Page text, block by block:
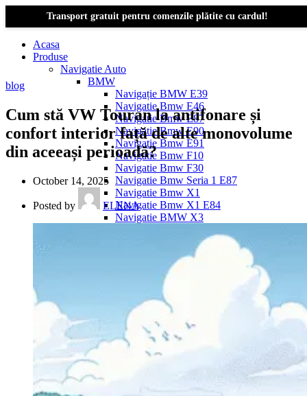
Transport gratuit pentru comenzile plătite cu cardul!
Acasa
Produse
Navigatie Auto
BMW
Navigație BMW E39
Navigatie Bmw E46
Navigatie Bmw E87
Navigatie Bmw E90
Navigatie Bmw E91
Navigatie Bmw F10
Navigatie Bmw F30
Navigatie Bmw Seria 1 E87
Navigatie Bmw X1
Navigatie Bmw X1 E84
Navigatie BMW X3
Navigatie BMW X3 f25
Navigație Dacia Logan 1 (2004–2012)
Navigație Dacia Logan 2 (2012–2020)
Navigație Dacia Logan 3 (2020–Prezent)
Dacia Duster
Navigatie Duster 2011
Navigatie Duster 2019
Audi
Navigatie Audi A3 8p
blog
Cum stă VW Touran la antifonare și
confort interior față de alte monovolume
din aceeași perioadă?
October 14, 2025
Posted by ELENA